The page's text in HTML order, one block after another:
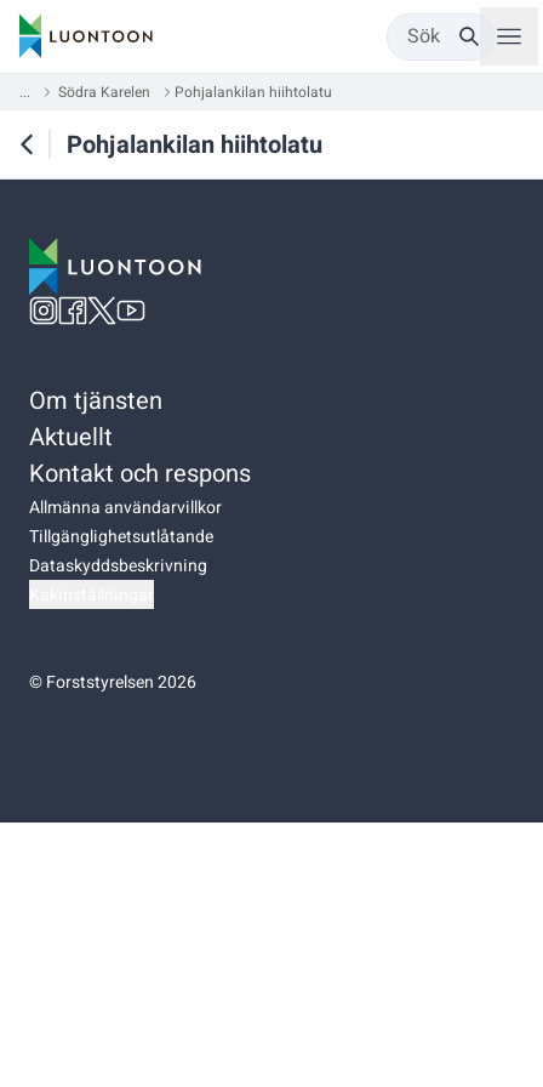
Sök
... Södra Karelen Pohjalankilan hiihtolatu
Pohjalankilan hiihtolatu
Om tjänsten
Aktuellt
Kontakt och respons
Allmänna användarvillkor
Tillgänglighetsutlåtande
Dataskyddsbeskrivning
©Forststyrelsen 2026